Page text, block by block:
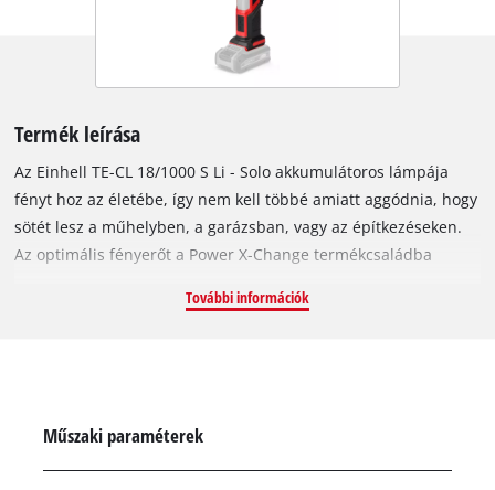
Termék leírása
Az Einhell TE-CL 18/1000 S Li - Solo akkumulátoros lámpája
fényt hoz az életébe, így nem kell többé amiatt aggódnia, hogy
sötét lesz a műhelyben, a garázsban, vagy az építkezéseken.
Az optimális fényerőt a Power X-Change termékcsaládba
akkumulátor biztosítja. Az összecsukható lámpafej három
fényért és a megfelelő megvilágításért. Az Einhell
akkumulátoros lámpa karcsú és könnyű kialakítása, valamint a
További információk
Műszaki paraméterek